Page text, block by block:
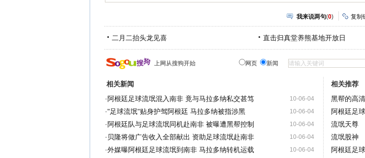
我来说两句(0) 复制
二月二抬头龙见喜 直击归真堂养熊基地开放日
上网从搜狗开始 网页 新闻
相关新闻
10-06-04
· 阿根廷足球流氓混入南非 竟与马拉多纳私交甚笃
10-06-04
·"足球流氓"贴身护驾阿根廷 马拉多纳被指涉黑
10-06-04
· 阿根廷队与足球流氓同机赴南非 被曝遭黑帮控制
10-06-04
· 贝隆将做广告收入全部献出 资助足球流氓赴南非
10-06-04
·外媒曝阿根廷足球流氓到南非 马拉多纳转机运载
相关推荐
黑帮的高
阿根廷足球
流氓天尊
流氓股神
阿根廷足